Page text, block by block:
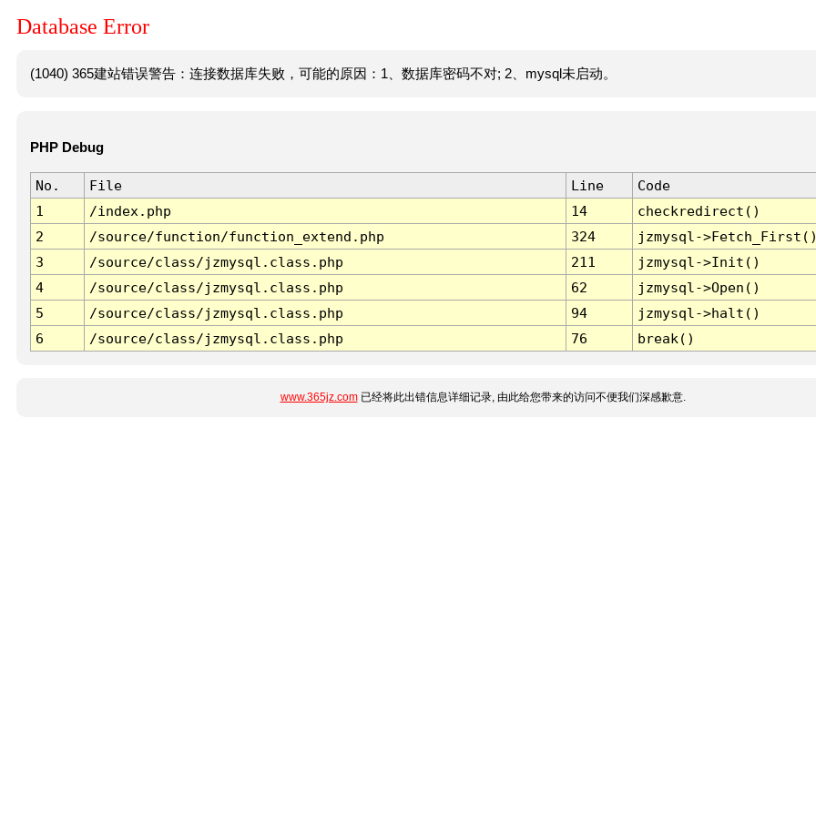
Database Error
(1040) 365建站错误警告：连接数据库失败，可能的原因：1、数据库密码不对; 2、mysql未启动。
PHP Debug
No. File Line
Code
1
/index.php 14
checkredirect()
2
/source/function/function_extend.php 324
jzmysql-
3
/source/class/jzmysql.class.php 211
jzmysql->Init()
4
/source/class/jzmysql.class.php 62
jzmysql->Open()
5
/source/class/jzmysql.class.php 94
jzmysql->halt()
6
/source/class/jzmysql.class.php 76 break()
www.365jz.com已经将此出错信息详细记录, 由此给您带来的访问不便我们深感歉意.